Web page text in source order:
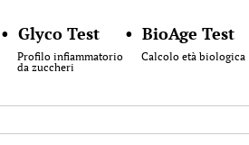
• Glyco Test
Profilo infiammatorio
da zuccheri
• BioAge Test
Calcolo età biologica